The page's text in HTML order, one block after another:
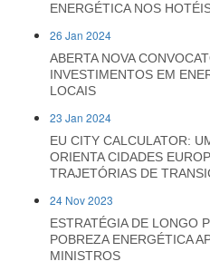
ENERGÉTICA NOS
26 Jan 2024
ABERTA NOVA
INVESTIMENTOS EM
LOCAIS
23 Jan 2024
EU CITY CALCULATOR:
ORIENTA CIDADES
TRAJETÓRIAS DE
24 Nov 2023
ESTRATÉGIA DE LONGO
POBREZA ENERGÉTICA
MINISTROS